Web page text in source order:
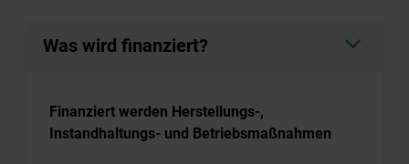
Was wird finanziert?
Finanziert werden Herstellungs-,
Instandhaltungs- und Betriebsmaßnahmen